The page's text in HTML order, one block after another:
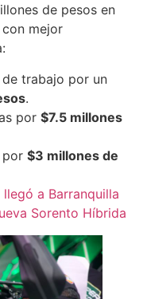
de pesos en
mejor
de trabajo por un
.
por $7.5 millones
por $3 millones de
a Barranquilla
Sorento Híbrida